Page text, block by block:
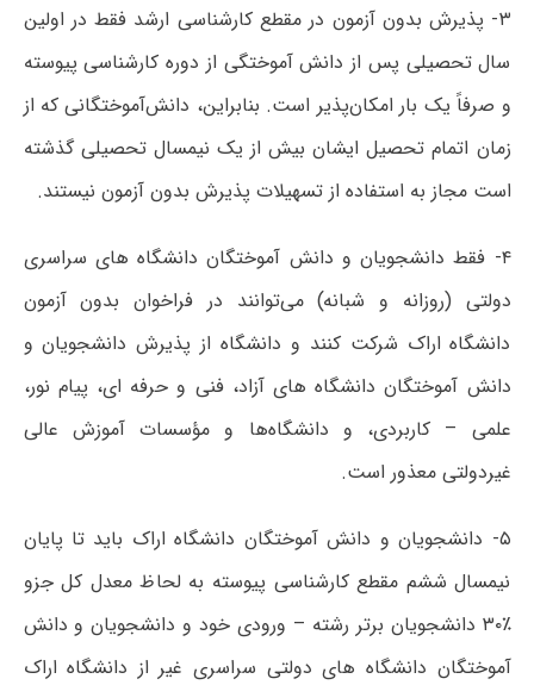
۳- پذیرش بدون آزمون در مقطع کارشناسی ارشد فقط در اولین
سال تحصیلی پس از دانش آموختگی از دوره کارشناسی پیوسته
و صرفاً یک بار امکان‌پذیر است. بنابراین، دانش‌آموختگانی که از
زمان اتمام تحصیل ایشان بیش از یک نیمسال تحصیلی گذشته
است مجاز به استفاده از تسهیلات پذیرش بدون آزمون نیستند.
۴- فقط دانشجویان و دانش آموختگان دانشگاه های سراسری
دولتی (روزانه و شبانه) می‌توانند در فراخوان بدون آزمون
دانشگاه اراک شرکت کنند و دانشگاه از پذیرش دانشجویان و
دانش آموختگان دانشگاه های آزاد، فنی و حرفه ای، پیام نور،
علمی – کاربردی، و دانشگاه‌ها و مؤسسات آموزش عالی
غیردولتی معذور است.
۵- دانشجویان و دانش آموختگان دانشگاه اراک باید تا پایان
نیمسال ششم مقطع کارشناسی پیوسته به لحاظ معدل کل جزو
٪۳۰ دانشجویان برتر رشته – ورودی خود و دانشجویان و دانش
آموختگان دانشگاه های دولتی سراسری غیر از دانشگاه اراک